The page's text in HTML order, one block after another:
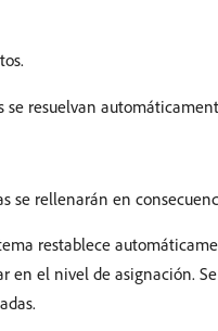
se resuelvan
se rellenarán en
restablece
en el nivel de asignación.